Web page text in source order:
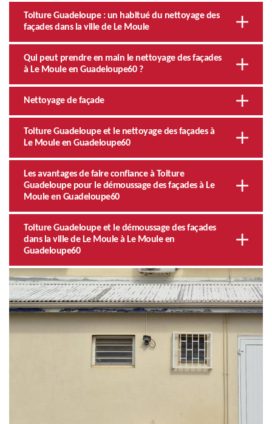
Toiture Guadeloupe : un habitué du nettoyage des
façades dans la ville de Le Moule
Qui peut prendre en main le nettoyage des façades
à Le Moule en Guadeloupe60 ?
Nettoyage de façade
Toiture Guadeloupe et le nettoyage des façades à
Le Moule en Guadeloupe60
Les avantages de faire confiance à Toiture
Guadeloupe pour le démoussage des façades à Le
Moule en Guadeloupe60
Toiture Guadeloupe et le démoussage des façades
dans la ville de Le Moule à Le Moule en
Guadeloupe60